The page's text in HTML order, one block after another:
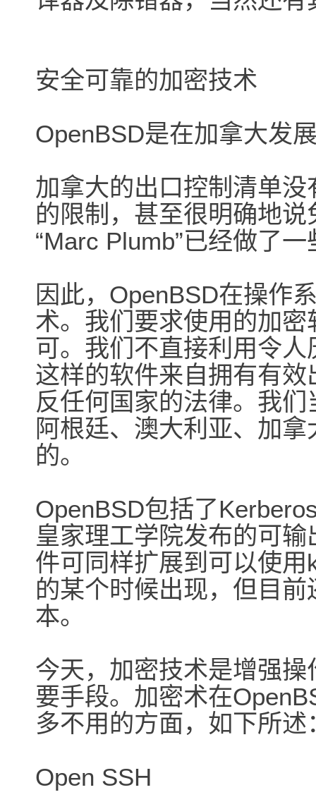
安全可靠的加密技术
OpenBSD是在加拿大发
加拿大的出口控制清单
的限制，甚至很明确地
“Marc Plumb”已经做了
因此，OpenBSD在操作
术。我们要求使用的加
可。我们不直接利用令
这样的软件来自拥有有
反任何国家的法律。我
阿根廷、澳大利亚、加
的。
OpenBSD包括了
皇家理工学院发布的可
件可同样扩展到可以使
的某个时候出现，但目
本。
今天，加密技术是增强
要手段。加密术在
多不用的方面，如下所述
Open SSH